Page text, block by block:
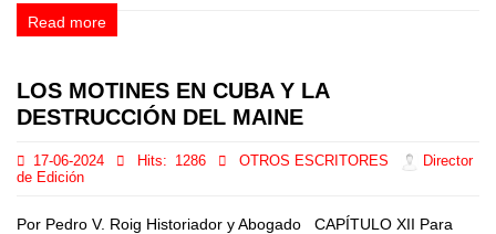
Read more
LOS MOTINES EN CUBA Y LA
DESTRUCCIÓN DEL MAINE
17-06-2024 Hits: 1286 OTROS ESCRITORES
Director
de Edición
Por Pedro V. Roig Historiador y Abogado CAPÍTULO XII Para